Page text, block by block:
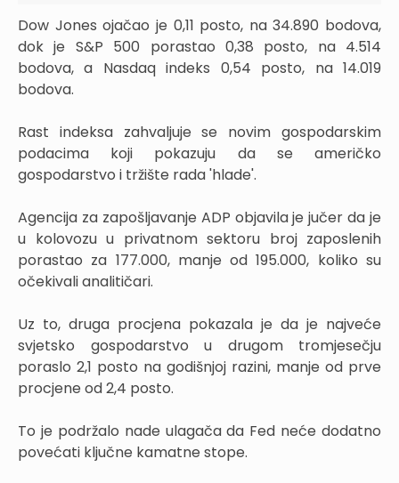
Dow Jones ojačao je 0,11 posto, na 34.890 bodova,
dok je S&P 500 porastao 0,38 posto, na 4.514
bodova, a Nasdaq indeks 0,54 posto, na 14.019
bodova.
Rast indeksa zahvaljuje se novim gospodarskim
podacima koji pokazuju da se američko
gospodarstvo i tržište rada 'hlade'.
Agencija za zapošljavanje ADP objavila je jučer da je
u kolovozu u privatnom sektoru broj zaposlenih
porastao za 177.000, manje od 195.000, koliko su
očekivali analitičari.
Uz to, druga procjena pokazala je da je najveće
svjetsko gospodarstvo u drugom tromjesečju
poraslo 2,1 posto na godišnjoj razini, manje od prve
procjene od 2,4 posto.
To je podržalo nade ulagača da Fed neće dodatno
povećati ključne kamatne stope.